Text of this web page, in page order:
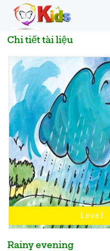
Chi tiết tài liệu
Level
Rainy evening